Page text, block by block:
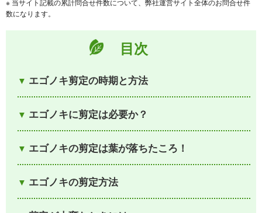
数になります。
目次
エゴノキ剪定の時期と方法
エゴノキに剪定は必要か？
エゴノキの剪定は葉が落ちたころ！
エゴノキの剪定方法